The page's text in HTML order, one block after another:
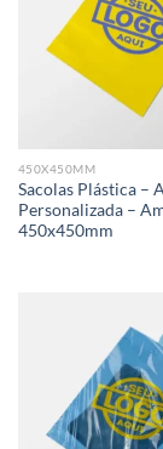
450X450MM
Sacolas Plástica –
Personalizada –
450x450mm